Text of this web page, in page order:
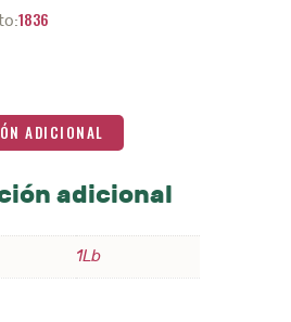
1836
ADICIONAL
adicional
1Lb